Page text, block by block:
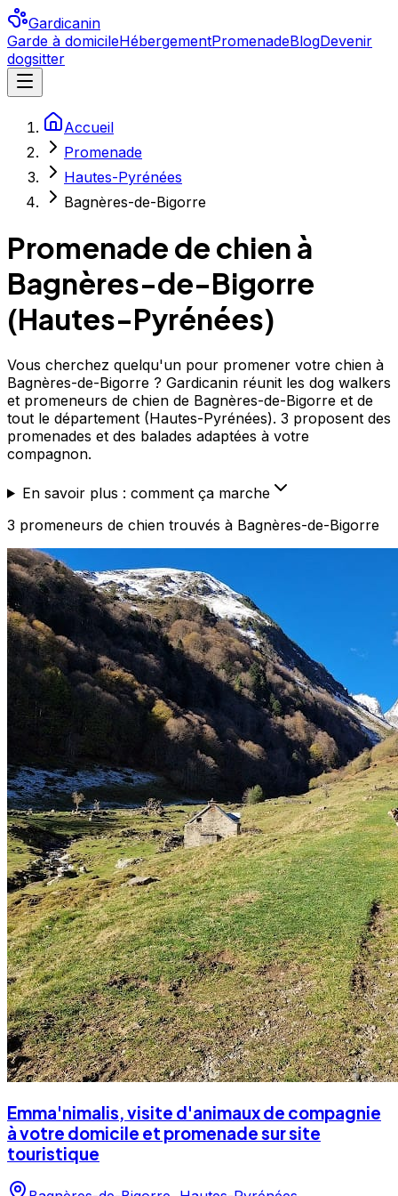
Gardicanin
Garde à domicileHébergementPromenadeBlogDevenir
dogsitter
Accueil
Promenade
Hautes-Pyrénées
Bagnères-de-Bigorre
Promenade de chien à
Bagnères-de-Bigorre
(Hautes-Pyrénées)
Vous cherchez quelqu'un pour promener votre chien à
Bagnères-de-Bigorre ? Gardicanin réunit les dog walkers
et promeneurs de chien de Bagnères-de-Bigorre et de
tout le département (Hautes-Pyrénées). 3 proposent des
promenades et des balades adaptées à votre
compagnon.
En savoir plus : comment ça marche
3 promeneurs de chien trouvés à Bagnères-de-Bigorre
Emma'nimalis, visite d'animaux de compagnie
à votre domicile et promenade sur site
touristique